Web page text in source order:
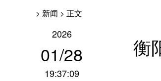
> 新闻 > 正文
2026
01/28
19:37:09
衡